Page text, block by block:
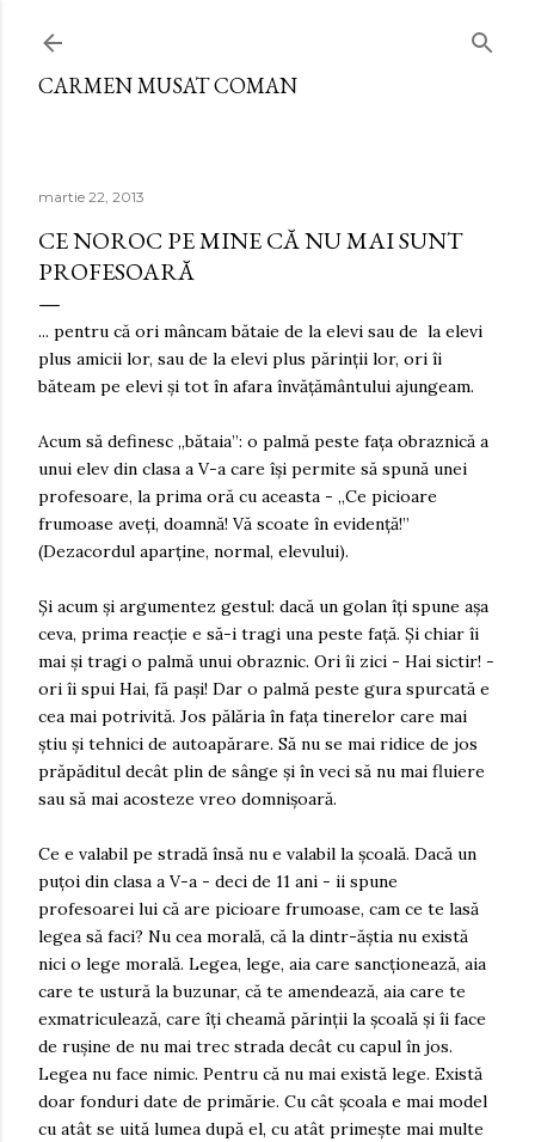
CARMEN MUSAT COMAN
martie 22, 2013
CE NOROC PE MINE CĂ NU MAI SUNT
PROFESOARĂ
... pentru că ori mâncam bătaie de la elevi sau de la elevi
plus amicii lor, sau de la elevi plus părinții lor, ori îi
băteam pe elevi și tot în afara învățământului ajungeam.
Acum să definesc „bătaia”: o palmă peste fața obraznică a
unui elev din clasa a V-a care își permite să spună unei
profesoare, la prima oră cu aceasta - „Ce picioare
frumoase aveți, doamnă! Vă scoate în evidență!”
(Dezacordul aparține, normal, elevului).
Și acum și argumentez gestul: dacă un golan îți spune așa
ceva, prima reacție e să-i tragi una peste față. Și chiar îi
mai și tragi o palmă unui obraznic. Ori îi zici - Hai sictir! -
ori îi spui Hai, fă pași! Dar o palmă peste gura spurcată e
cea mai potrivită. Jos pălăria în fața tinerelor care mai
știu și tehnici de autoapărare. Să nu se mai ridice de jos
prăpăditul decât plin de sânge și în veci să nu mai fluiere
sau să mai acosteze vreo domnișoară.
Ce e valabil pe stradă însă nu e valabil la școală. Dacă un
puțoi din clasa a V-a - deci de 11 ani - ii spune
profesoarei lui că are picioare frumoase, cam ce te lasă
legea să faci? Nu cea morală, că la dintr-ăștia nu există
nici o lege morală. Legea, lege, aia care sancționează, aia
care te ustură la buzunar, că te amendează, aia care te
exmatriculează, care îți cheamă părinții la școală și îi face
de rușine de nu mai trec strada decât cu capul în jos.
Legea nu face nimic. Pentru că nu mai există lege. Există
doar fonduri date de primărie. Cu cât școala e mai model
cu atât se uită lumea după el, cu atât primește mai multe